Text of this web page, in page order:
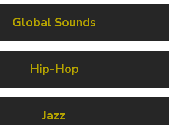
Global Sounds
Hip-Hop
Jazz